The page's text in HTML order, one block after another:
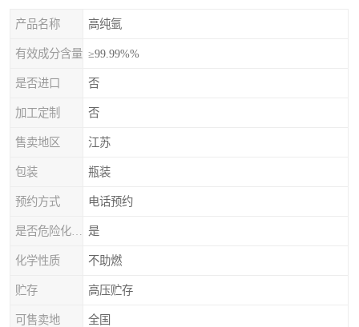
产品名称 高纯氩
有效成分含量 ≥99.99%%
是否进口 否
加工定制 否
售卖地区 江苏
包装 瓶装
预约方式 电话预约
是
化学性质 不助燃
贮存 高压贮存
可售卖地 全国